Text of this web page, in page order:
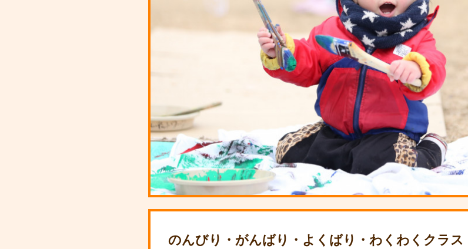
のんびり・がんばり・よくばり・わくわくクラス